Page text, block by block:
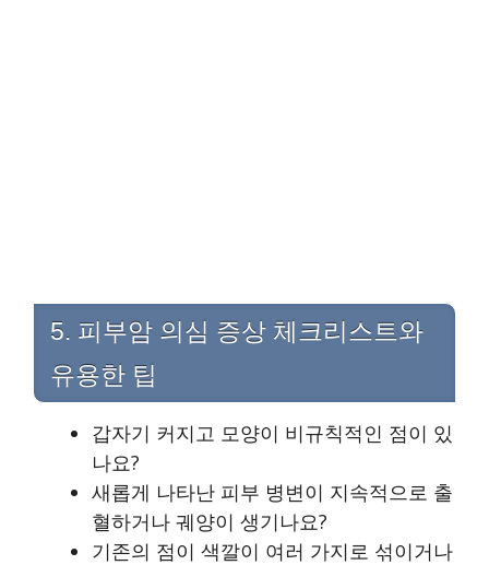
5. 피부암 의심 증상 체크리스트와
유용한 팁
갑자기 커지고 모양이 비규칙적인 점이 있
나요?
새롭게 나타난 피부 병변이 지속적으로 출
혈하거나 궤양이 생기나요?
기존의 점이 색깔이 여러 가지로 섞이거나